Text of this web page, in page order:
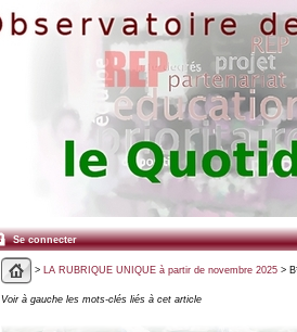
Se connecter
> LA RUBRIQUE UNIQUE à partir de novembre 2025>
Voir à gauche les mots-clés liés à cet article